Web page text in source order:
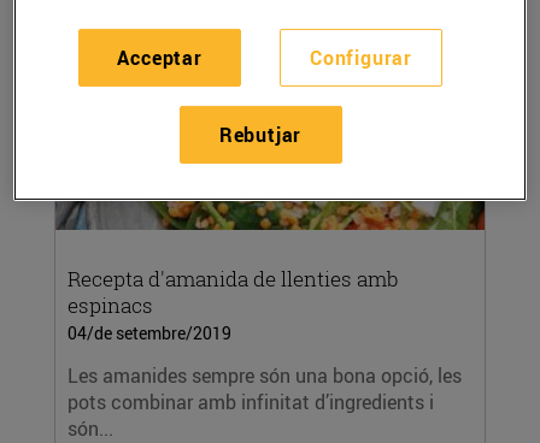
Recepta d'amanida de llenties amb
espinacs
04/de setembre/2019
Les amanides sempre són una bona opció, les
pots combinar amb infinitat d’ingredients i
són...
Configurar
Rebutjar
Acceptar